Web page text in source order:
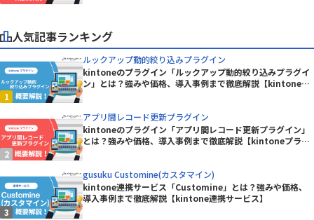
人気記事ランキング
ルックアップ動的絞り込みプラグイン
kintoneのプラグイン「ルックアップ動的絞り込みプラグイ
ン」とは？強みや価格、導入事例まで徹底解説【kintoneプ
アプリ間レコード更新プラグイン
kintoneのプラグイン「アプリ間レコード更新プラグイン」
とは？強みや価格、導入事例まで徹底解説【kintoneプラグ
gusuku Customine(カスタマイン)
kintone連携サービス「Customine」とは？強みや価格、
導入事例まで徹底解説【kintone連携サービス】